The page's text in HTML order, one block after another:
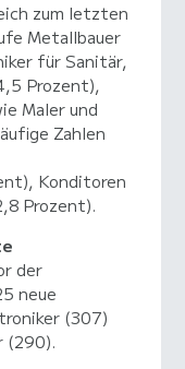
zum letzten
Metallbauer
für Sanitär,
Prozent),
Maler und
Zahlen
Konditoren
Prozent).
der
neue
(307)
(290).